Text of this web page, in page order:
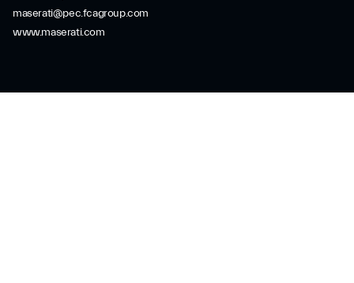
maserati@pec.fcagroup.com
www.maserati.com